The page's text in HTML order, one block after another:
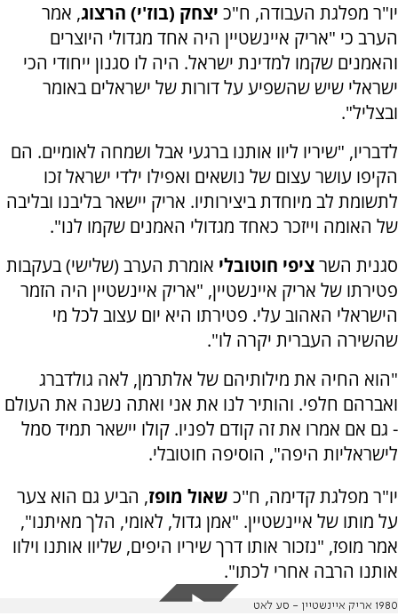
יו"ר מפלגת העבודה, ח"כ יצחק (בוז'י) הרצוג, אמר
הערב כי "אריק איינשטיין היה אחד מגדולי היוצרים
והאמנים שקמו למדינת ישראל. היה לו סגנון ייחודי הכי
ישראלי שיש שהשפיע על דורות של ישראלים באומר
ובצליל".
לדבריו, "שיריו ליוו אותנו ברגעי אבל ושמחה לאומיים. הם
הקיפו עושר עצום של נושאים ואפילו ילדי ישראל זכו
לתשומת לב מיוחדת ביצירותיו. אריק יישאר בליבנו ובליבה
של האומה וייזכר כאחד מגדולי האמנים שקמו לנו".
סגנית השרציפי חוטובלי אומרת הערב (שלישי) בעקבות
פטירתו של אריק איינשטיין, "אריק איינשטיין היה הזמר
הישראלי האהוב עלי. פטירתו היא יום עצוב לכל מי
שהשירה העברית יקרה לו".
"הוא החיה את מילותיהם של אלתרמן, לאה גולדברג
ואברהם חלפי. והותיר לנו את אני ואתה נשנה את העולם
- גם אם אמרו את זה קודם לפניו. קולו יישאר תמיד סמל
לישראליות היפה", הוסיפה חוטובלי.
יו"ר מפלגת קדימה, ח''כ שאול מופז, הביע גם הוא צער
על מותו של איינשטיין. "אמן גדול, לאומי, הלך מאיתנו",
אמר מופז, "נזכור אותו דרך שיריו היפים, שליוו אותנו וילוו
אותנו הרבה אחרי לכתו".
1980 אריק איינשטיין - סע לאט